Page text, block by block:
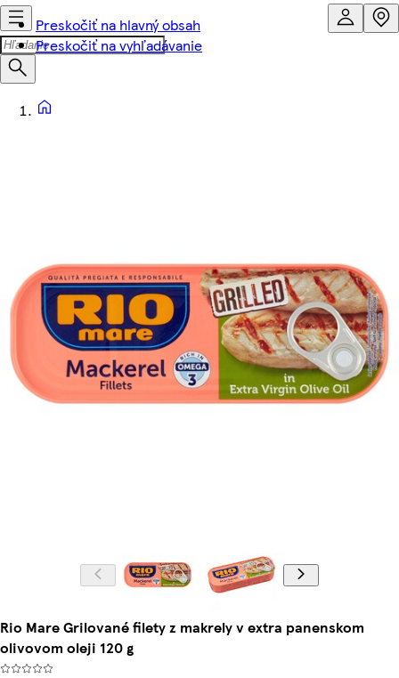
Preskočiť na hlavný obsah
Preskočiť na vyhľadávanie
Rio Mare Grilované filety z makrely v extra panenskom
olivovom oleji 120 g